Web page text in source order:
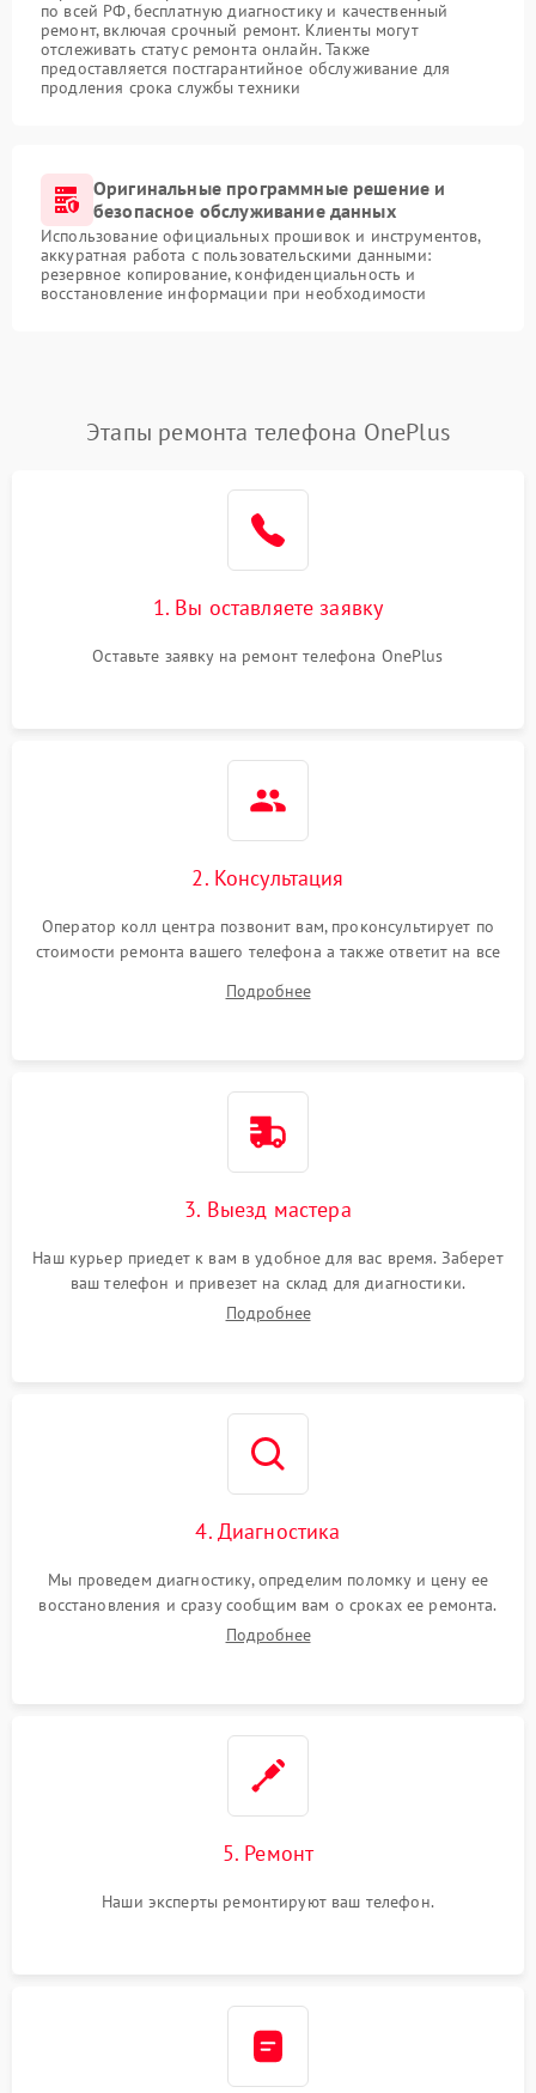
по всей РФ, бесплатную диагностику и качественный
ремонт, включая срочный ремонт. Клиенты могут
отслеживать статус ремонта онлайн. Также
предоставляется постгарантийное обслуживание для
продления срока службы техники
Оригинальные программные решение и
безопасное обслуживание данных
Использование официальных прошивок и инструментов,
аккуратная работа с пользовательскими данными:
резервное копирование, конфиденциальность и
восстановление информации при необходимости
Этапы ремонта телефона OnePlus
1. Вы оставляете заявку
Оставьте заявку на ремонт телефона OnePlus
2. Консультация
Оператор колл центра позвонит вам, проконсультирует по
стоимости ремонта вашего телефона а также ответит на все
Подробнее
3. Выезд мастера
Наш курьер приедет к вам в удобное для вас время. Заберет
ваш телефон и привезет на склад для диагностики.
Подробнее
4. Диагностика
Мы проведем диагностику, определим поломку и цену ее
восстановления и сразу сообщим вам о сроках ее ремонта.
Подробнее
5. Ремонт
Наши эксперты ремонтируют ваш телефон.